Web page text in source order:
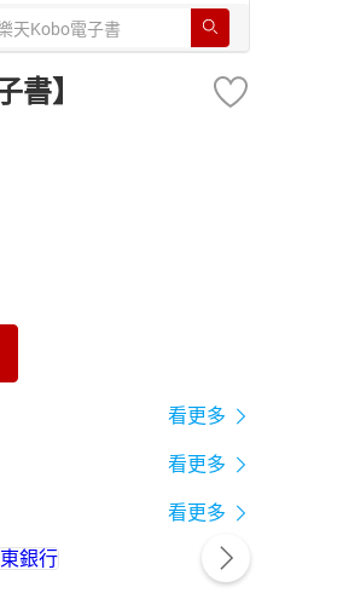
書】
看更多
看更多
看更多